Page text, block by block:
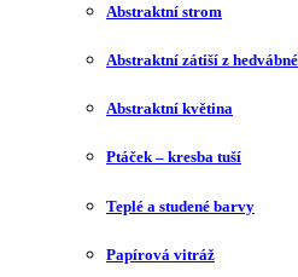
Abstraktní strom
Abstraktní zátiší z
Abstraktní květina
Ptáček – kresba tuší
Teplé a studené barvy
Papírová vitráž